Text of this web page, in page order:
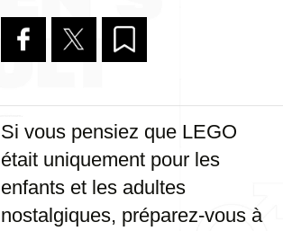
Si vous pensiez que LEGO
était uniquement pour les
enfants et les adultes
nostalgiques, préparez-vous à